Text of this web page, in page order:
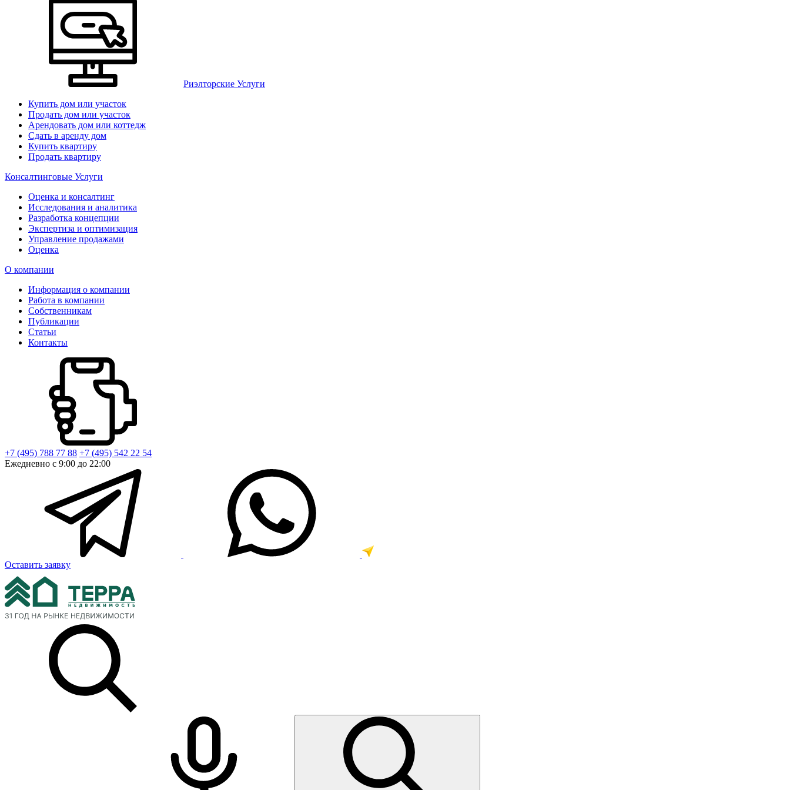
Риэлторские Услуги
Купить дом или участок
Продать дом или участок
Арендовать дом или коттедж
Сдать в аренду дом
Купить квартиру
Продать квартиру
Консалтинговые Услуги
Оценка и консалтинг
Исследования и аналитика
Разработка концепции
Экспертиза и оптимизация
Управление продажами
Оценка
О компании
Информация о компании
Работа в компании
Собственникам
Публикации
Статьи
Контакты
+7 (495) 788 77 88 +7 (495) 542 22 54
Ежедневно с 9:00 до 22:00
Оставить заявку